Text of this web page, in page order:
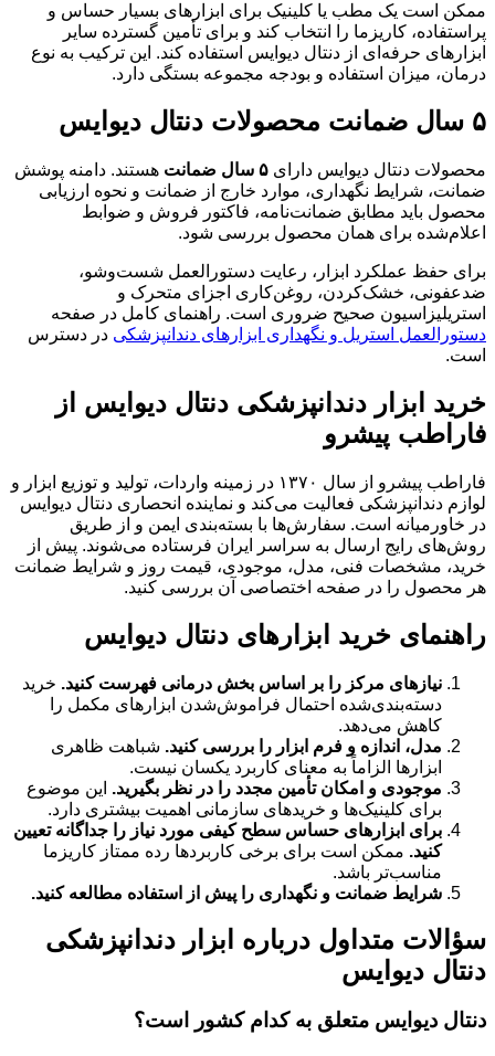
ممکن است یک مطب یا کلینیک برای ابزارهای بسیار حساس و
پراستفاده، کاریزما را انتخاب کند و برای تأمین گسترده سایر
ابزارهای حرفه‌ای از دنتال دیوایس استفاده کند. این ترکیب به نوع
درمان، میزان استفاده و بودجه مجموعه بستگی دارد.
۵ سال ضمانت محصولات دنتال دیوایس
محصولات دنتال دیوایس دارای ۵ سال ضمانت
هستند. دامنه پوشش
ضمانت، شرایط نگهداری، موارد خارج از ضمانت و نحوه ارزیابی
محصول باید مطابق ضمانت‌نامه، فاکتور فروش و ضوابط
اعلام‌شده برای همان محصول بررسی شود.
برای حفظ عملکرد ابزار، رعایت دستورالعمل شست‌وشو،
ضدعفونی، خشک‌کردن، روغن‌کاری اجزای متحرک و
استریلیزاسیون صحیح ضروری است. راهنمای کامل در صفحه
دستورالعمل استریل و نگهداری ابزارهای دندانپزشکی در دسترس
است.
خرید ابزار دندانپزشکی دنتال دیوایس از
فاراطب پیشرو
فاراطب پیشرو از سال ۱۳۷۰ در زمینه واردات، تولید و توزیع ابزار و
لوازم دندانپزشکی فعالیت می‌کند و نماینده انحصاری دنتال دیوایس
در خاورمیانه است. سفارش‌ها با بسته‌بندی ایمن و از طریق
روش‌های رایج ارسال به سراسر ایران فرستاده می‌شوند. پیش از
خرید، مشخصات فنی، مدل، موجودی، قیمت روز و شرایط ضمانت
هر محصول را در صفحه اختصاصی آن بررسی کنید.
راهنمای خرید ابزارهای دنتال دیوایس
نیازهای مرکز را بر اساس بخش درمانی فهرست کنید. خرید
دسته‌بندی‌شده احتمال فراموش‌شدن ابزارهای مکمل را
کاهش می‌دهد.
مدل، اندازه و فرم ابزار را بررسی کنید. شباهت ظاهری
ابزارها الزاماً به معنای کاربرد یکسان نیست.
موجودی و امکان تأمین مجدد را در نظر بگیرید. این موضوع
برای کلینیک‌ها و خریدهای سازمانی اهمیت بیشتری دارد.
برای ابزارهای حساس سطح کیفی مورد نیاز را جداگانه تعیین
کنید. ممکن است برای برخی کاربردها رده ممتاز کاریزما
مناسب‌تر باشد.
شرایط ضمانت و نگهداری را پیش از استفاده مطالعه کنید.
سؤالات متداول درباره ابزار دندانپزشکی
دنتال دیوایس
دنتال دیوایس متعلق به کدام کشور است؟